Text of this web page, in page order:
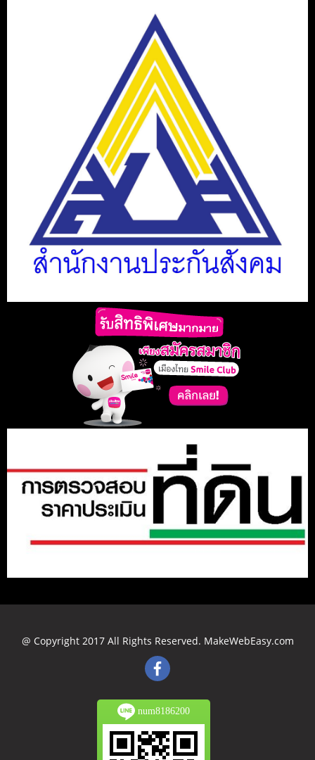
@ Copyright 2017 All Rights Reserved. MakeWebEasy.com
num8186200